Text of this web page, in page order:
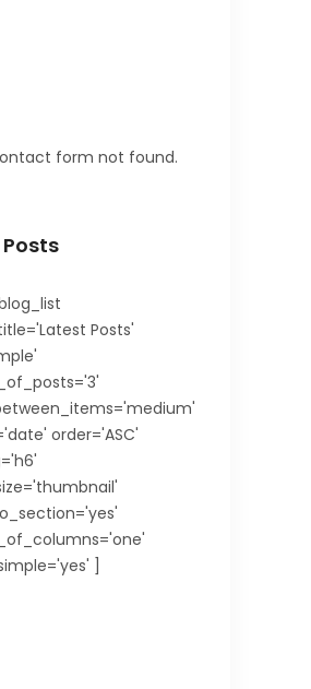
form not found.
Posts'
order='ASC'
]